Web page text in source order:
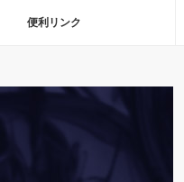
便利リンク